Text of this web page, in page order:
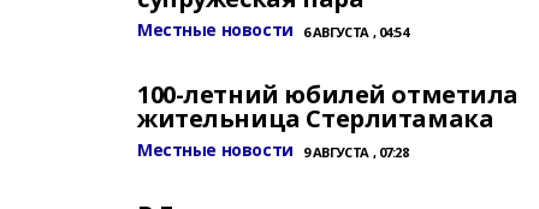
Местные новости 6 АВГУСТА , 04:54
100-летний юбилей отметила
жительница Стерлитамака
Местные новости 9 АВГУСТА , 07:28